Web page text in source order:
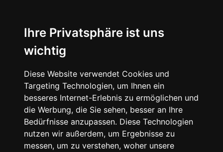
Ihre Privatsphäre ist uns
wichtig
Diese Website verwendet Cookies und
Targeting Technologien, um Ihnen ein
besseres Internet-Erlebnis zu ermöglichen und
die Werbung, die Sie sehen, besser an Ihre
Bedürfnisse anzupassen. Diese Technologien
nutzen wir außerdem, um Ergebnisse zu
messen, um zu verstehen, woher unsere